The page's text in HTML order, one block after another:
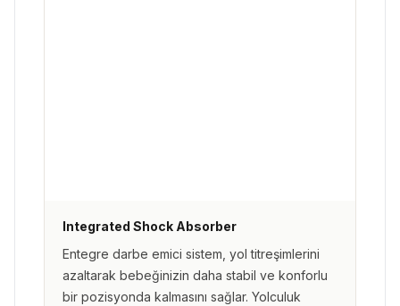
Integrated Shock Absorber
Entegre darbe emici sistem, yol titreşimlerini
azaltarak bebeğinizin daha stabil ve konforlu
bir pozisyonda kalmasını sağlar. Yolculuk